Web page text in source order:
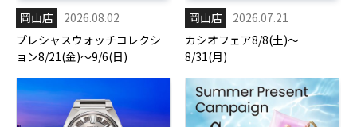
岡山店
2026.08.02
プレシャスウォッチコレクシ
ョン8/21(金)～9/6(日)
岡山店
2026.07.21
カシオフェア8/8(土)～
8/31(月)